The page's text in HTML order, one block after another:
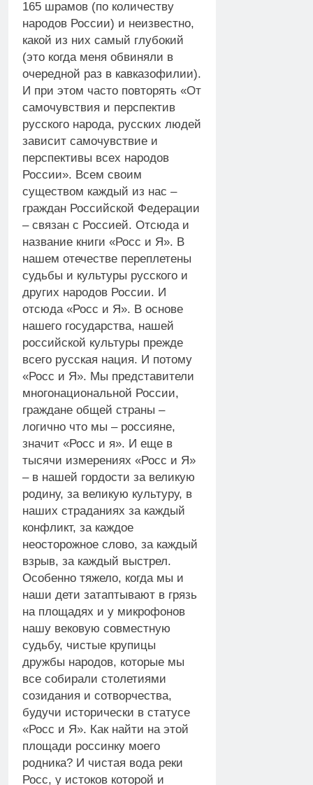
165 шрамов (по количеству
народов России) и неизвестно,
какой из них самый глубокий
(это когда меня обвиняли в
очередной раз в кавказофилии).
И при этом часто повторять «От
самочувствия и перспектив
русского народа, русских людей
зависит самочувствие и
перспективы всех народов
России». Всем своим
существом каждый из нас –
граждан Российской Федерации
– связан с Россией. Отсюда и
название книги «Росс и Я». В
нашем отечестве переплетены
судьбы и культуры русского и
других народов России. И
отсюда «Росс и Я». В основе
нашего государства, нашей
российской культуры прежде
всего русская нация. И потому
«Росс и Я». Мы представители
многонациональной России,
граждане общей страны –
логично что мы – россияне,
значит «Росс и я». И еще в
тысячи измерениях «Росс и Я»
– в нашей гордости за великую
родину, за великую культуру, в
наших страданиях за каждый
конфликт, за каждое
неосторожное слово, за каждый
взрыв, за каждый выстрел.
Особенно тяжело, когда мы и
наши дети затаптывают в грязь
на площадях и у микрофонов
нашу вековую совместную
судьбу, чистые крупицы
дружбы народов, которые мы
все собирали столетиями
созидания и сотворчества,
будучи исторически в статусе
«Росс и Я». Как найти на этой
площади россинку моего
родника? И чистая вода реки
Росс, у истоков которой и